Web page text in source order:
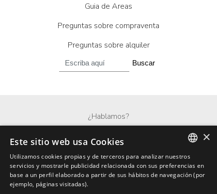
Guia de Areas
Preguntas sobre compraventa
Preguntas sobre alquiler
Buscar
¿Hablamos?
Whatsapp
ENGLISH
×
Este sitio web usa Cookies
Utilizamos cookies propias y de terceros para analizar nuestros
servicios y mostrarle publicidad relacionada con sus preferencias en
base a un perfil elaborado a partir de sus hábitos de navegación (por
ejemplo, páginas visitadas).